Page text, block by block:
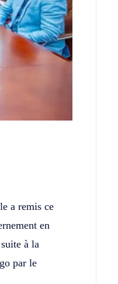
a remis ce
en
à la
par le